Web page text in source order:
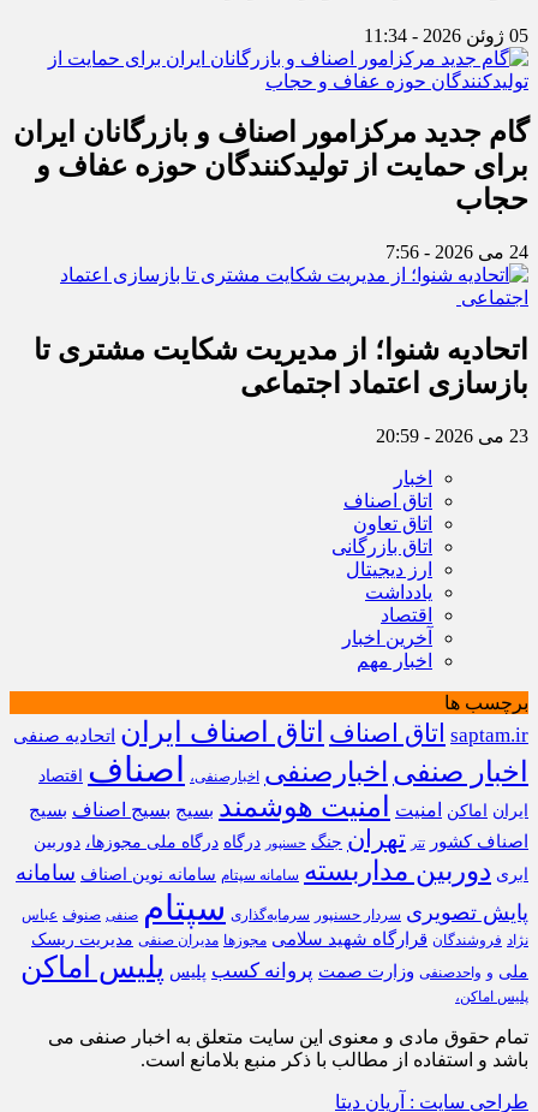
05 ژوئن 2026 - 11:34
گام جدید مرکزامور اصناف و بازرگانان ایران
برای حمایت از تولیدکنندگان حوزه عفاف و
حجاب
24 می 2026 - 7:56
اتحادیه شنوا؛ از مدیریت شکایت مشتری تا
بازسازی اعتماد اجتماعی ‌
23 می 2026 - 20:59
اخبار
اتاق اصناف
اتاق تعاون
اتاق بازرگانی
ارز دیجیتال
یادداشت
اقتصاد
آخرین اخبار
اخبار مهم
برچسب ها
saptam.ir اتاق اصناف اتاق اصناف ایران اتحادیه صنفی
اخبار صنفی اخبارصنفی اخبارصنفی، اصناف
اقتصاد
ایران
اماکن امنیت امنیت هوشمند بسیج بسیج اصناف بسیج
اصناف کشور
تتر تهران جنگ حسنپور درگاه درگاه ملی مجوزها، دوربین
ابری دوربین مداربسته سامانه سپتام سامانه نوین اصناف سامانه
پایش تصویری سردار حسنپور سرمایه‌گذاری سپتام صنفی صنوف عباس
نژاد فروشندگان قرارگاه شهید سلامی مجوزها مدیران صنفی مدیریت ریسک
ملی و واحدصنفی وزارت صمت پروانه کسب پلیس پلیس اماکن
پلیس اماکن،
تمام حقوق مادی و معنوی این سایت متعلق به اخبار صنفی می
باشد و استفاده از مطالب با ذکر منبع بلامانع است.
طراحی سایت : آریان دیتا